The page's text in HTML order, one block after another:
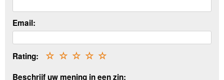
Email:
Rating: ☆
☆
☆
☆
☆
Beschrijf uw mening in een zin: